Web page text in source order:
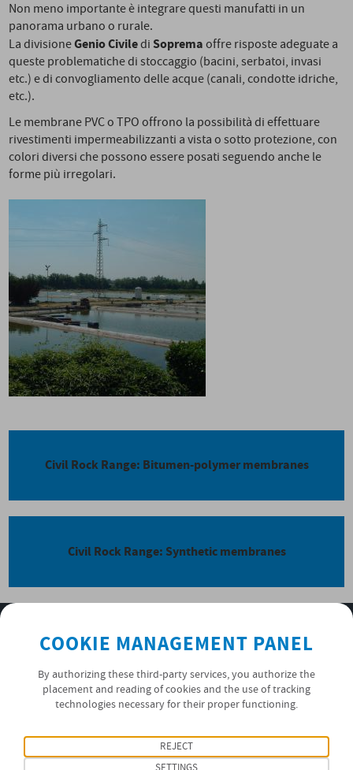
Non meno importante è integrare questi manufatti in un
panorama urbano o rurale.
La divisioneGenio CivilediSopremaoffre risposte adeguate a
queste problematiche di stoccaggio (bacini, serbatoi, invasi
etc.) e di convogliamento delle acque (canali, condotte idriche,
etc.).
Le membrane PVC o TPO offrono la possibilità di effettuare
rivestimenti impermeabilizzanti a vista o sotto protezione, con
colori diversi che possono essere posati seguendo anche le
forme più irregolari.
Civil Rock Range: Bitumen-polymer membranes
Civil Rock Range: Synthetic membranes
COOKIE MANAGEMENT PANEL
By authorizing these third-party services, you authorize the
placement and reading of cookies and the use of tracking
technologies necessary for their proper functioning.
REJECT